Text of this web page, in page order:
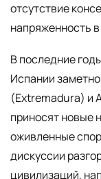
отсутствие
напряженность
В последние
Испании
(Extremadura) и
приносят новые
оживленные
дискуссии
цивилизаций,